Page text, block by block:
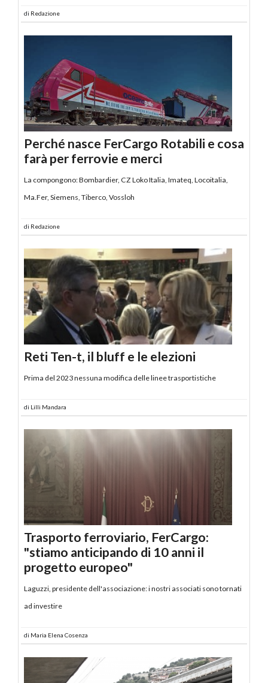
di Redazione
Perché nasce FerCargo Rotabili e cosa
farà per ferrovie e merci
La compongono: Bombardier, CZ Loko Italia, Imateq, Locoitalia,
Ma.Fer, Siemens, Tiberco, Vossloh
di Redazione
Reti Ten-t, il bluff e le elezioni
Prima del 2023 nessuna modifica delle linee trasportistiche
di Lilli Mandara
Trasporto ferroviario, FerCargo:
"stiamo anticipando di 10 anni il
progetto europeo"
Laguzzi, presidente dell'associazione: i nostri associati sono tornati
ad investire
di Maria Elena Cosenza